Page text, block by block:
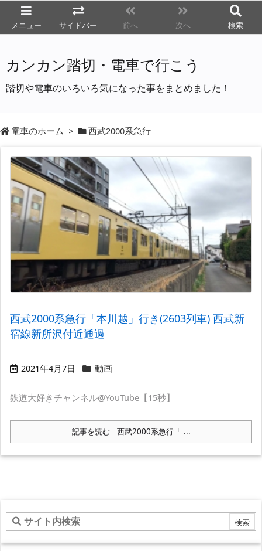
メニュー サイドバー 前へ 次へ 検索
カンカン踏切・電車で行こう
踏切や電車のいろいろ気になった事をまとめました！
電車のホーム > 西武2000系急行
西武2000系急行「本川越」行き(2603列車) 西武新
宿線新所沢付近通過
2021年4月7日 動画
鉄道大好きチャンネル@YouTube【15秒】
記事を読む 西武2000系急行「 ...